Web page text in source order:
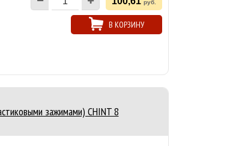
руб.
В КОРЗИНУ
зажимами) CHINT 8